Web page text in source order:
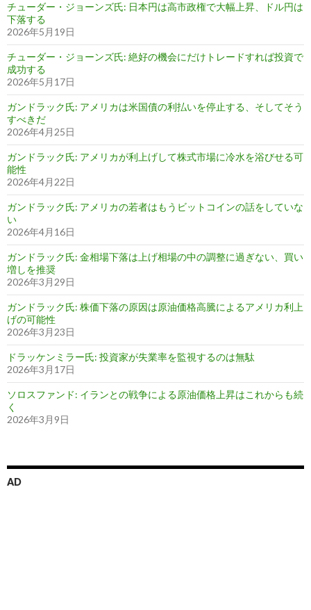
チューダー・ジョーンズ氏: 日本円は高市政権で大幅上昇、ドル円は
下落する
2026年5月19日
チューダー・ジョーンズ氏: 絶好の機会にだけトレードすれば投資で
成功する
2026年5月17日
ガンドラック氏: アメリカは米国債の利払いを停止する、そしてそう
すべきだ
2026年4月25日
ガンドラック氏: アメリカが利上げして株式市場に冷水を浴びせる可
能性
2026年4月22日
ガンドラック氏: アメリカの若者はもうビットコインの話をしていな
い
2026年4月16日
ガンドラック氏: 金相場下落は上げ相場の中の調整に過ぎない、買い
増しを推奨
2026年3月29日
ガンドラック氏: 株価下落の原因は原油価格高騰によるアメリカ利上
げの可能性
2026年3月23日
ドラッケンミラー氏: 投資家が失業率を監視するのは無駄
2026年3月17日
ソロスファンド: イランとの戦争による原油価格上昇はこれからも続
く
2026年3月9日
AD